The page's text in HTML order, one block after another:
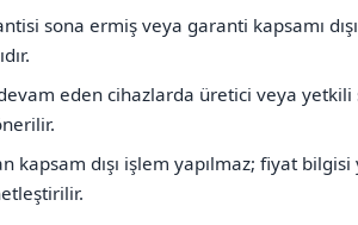
sona ermiş veya garanti kapsamı
eden cihazlarda üretici veya yetkili
kapsam dışı işlem yapılmaz; fiyat
Maktek Servisi